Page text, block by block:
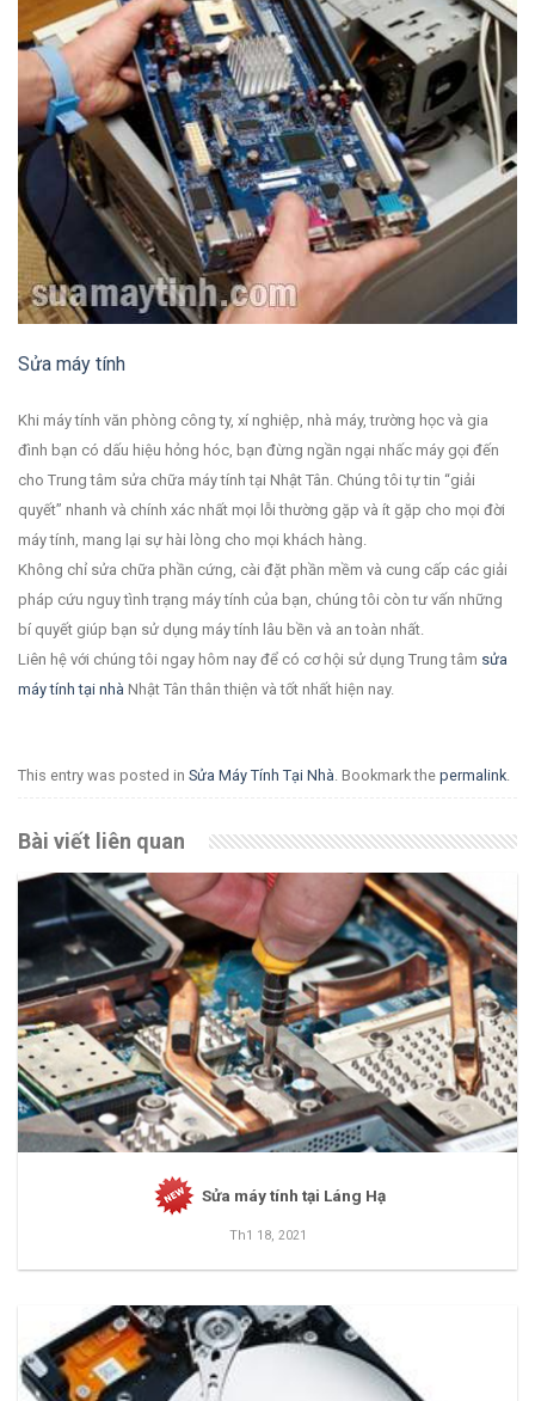
Sửa máy tính
Khi máy tính văn phòng công ty, xí nghiệp, nhà máy, trường học và gia
đình bạn có dấu hiệu hỏng hóc, bạn đừng ngần ngại nhấc máy gọi đến
cho Trung tâm sửa chữa máy tính tại Nhật Tân. Chúng tôi tự tin “giải
quyết” nhanh và chính xác nhất mọi lỗi thường gặp và ít gặp cho mọi đời
máy tính, mang lại sự hài lòng cho mọi khách hàng.
Không chỉ sửa chữa phần cứng, cài đặt phần mềm và cung cấp các giải
pháp cứu nguy tình trạng máy tính của bạn, chúng tôi còn tư vấn những
bí quyết giúp bạn sử dụng máy tính lâu bền và an toàn nhất.
Liên hệ với chúng tôi ngay hôm nay để có cơ hội sử dụng Trung tâm sửa
máy tính tại nhà Nhật Tân thân thiện và tốt nhất hiện nay.
This entry was posted in Sửa Máy Tính Tại Nhà. Bookmark the permalink.
Bài viết liên quan
Sửa máy tính tại Láng Hạ
Th1 18, 2021